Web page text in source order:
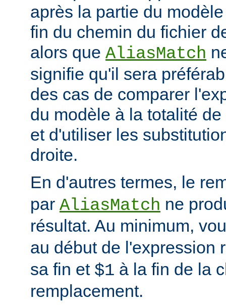
après la partie du
fin du chemin du fichier
alors que AliasMatch
signifie qu'il sera
des cas de comparer
du modèle à la totalité
et d'utiliser les
droite.
En d'autres termes, le
par AliasMatch ne
résultat. Au minimum,
au début de l'expression
sa fin et $1 à la fin de la
remplacement.